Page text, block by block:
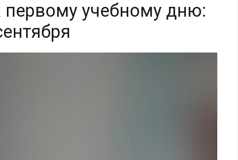
первому учебному дню: